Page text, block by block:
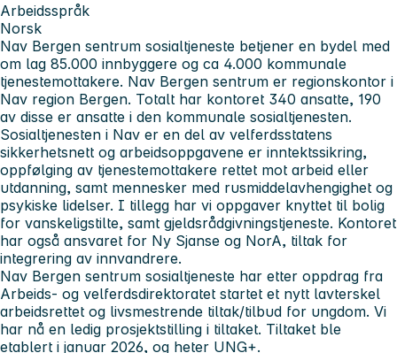
Arbeidsspråk
Norsk
Nav Bergen sentrum sosialtjeneste betjener en bydel med
om lag 85.000 innbyggere og ca 4.000 kommunale
tjenestemottakere. Nav Bergen sentrum er regionskontor i
Nav region Bergen. Totalt har kontoret 340 ansatte, 190
av disse er ansatte i den kommunale sosialtjenesten.
Sosialtjenesten i Nav er en del av velferdsstatens
sikkerhetsnett og arbeidsoppgavene er inntektssikring,
oppfølging av tjenestemottakere rettet mot arbeid eller
utdanning, samt mennesker med rusmiddelavhengighet og
psykiske lidelser. I tillegg har vi oppgaver knyttet til bolig
for vanskeligstilte, samt gjeldsrådgivningstjeneste. Kontoret
har også ansvaret for Ny Sjanse og NorA, tiltak for
integrering av innvandrere.
Nav Bergen sentrum sosialtjeneste har etter oppdrag fra
Arbeids- og velferdsdirektoratet startet et nytt lavterskel
arbeidsrettet og livsmestrende tiltak/tilbud for ungdom. Vi
har nå en ledig prosjektstilling i tiltaket. Tiltaket ble
etablert i januar 2026, og heter UNG+.